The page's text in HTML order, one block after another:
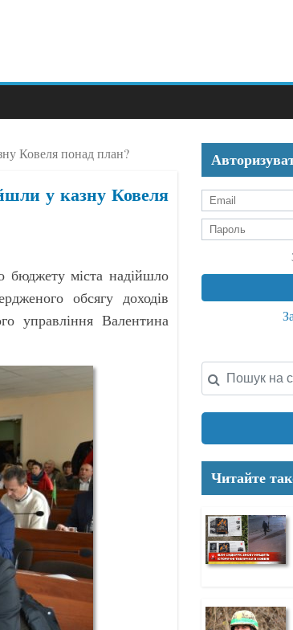
Ковеля понад план?
у казну Ковеля
бюджету міста надійшло
обсягу доходів
управління Валентина
Читайте